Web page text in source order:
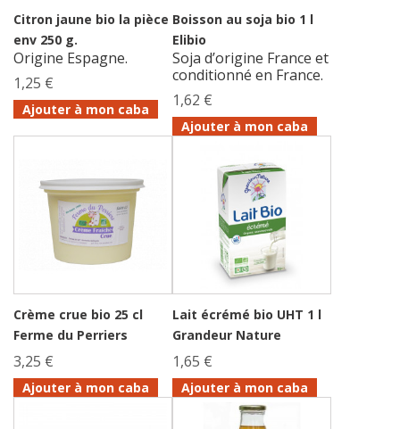
Citron jaune bio la pièce
env 250 g.
Origine Espagne.
1,25 €
Ajouter à mon caba
Boisson au soja bio 1 l
Elibio
Soja d’origine France et
conditionné en France.
1,62 €
Ajouter à mon caba
Crème crue bio 25 cl
Ferme du Perriers
3,25 €
Ajouter à mon caba
Lait écrémé bio UHT 1 l
Grandeur Nature
1,65 €
Ajouter à mon caba